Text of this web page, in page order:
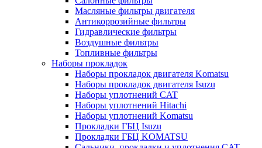
Масляные фильтры двигателя
Антикоррозийные фильтры
Гидравлические фильтры
Воздушные фильтры
Топливные фильтры
Наборы прокладок
Наборы прокладок двигателя Komatsu
Наборы прокладок двигателя Isuzu
Наборы уплотнений CAT
Наборы уплотнений Hitachi
Наборы уплотнений Komatsu
Прокладки ГБЦ Isuzu
Прокладки ГБЦ KOMATSU